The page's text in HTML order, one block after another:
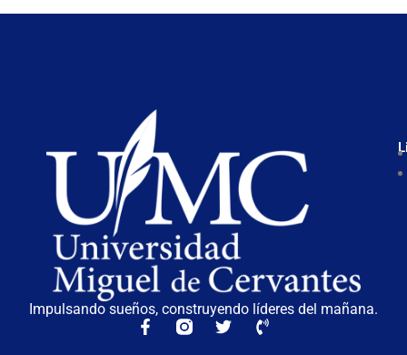
Impulsando sueños, construyendo líderes del mañana.